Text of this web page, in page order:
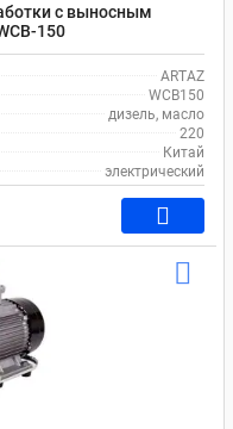
с выносным
150
ARTAZ
WCB150
дизель, масло
220
Китай
электрический